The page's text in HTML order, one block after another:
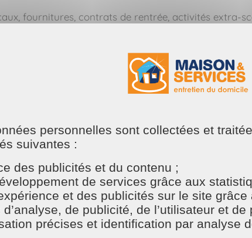
fournitures, contrats de rentrée, activités extra-
catégorie (école, maison, travail) pour y voir plus
de l’ordre à la maison
salon, chambre)
peuvent vous aider à faire place nette :
bases !
le rythme
personnelles sont collectées et
suivantes :
des publicités et du contenu ;
de services grâce aux
et des publicités sur le site
de publicité, de l’utilisateur et
précises et identification par analyse